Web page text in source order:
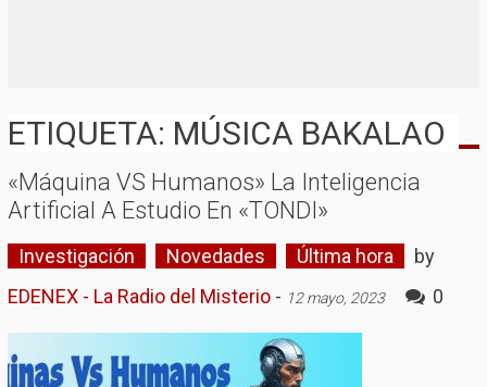
ETIQUETA: MÚSICA BAKALAO
«Máquina VS Humanos» La Inteligencia
Artificial A Estudio En «TONDI»
Investigación Novedades Última hora
by
EDENEX - La Radio del Misterio- 12 mayo, 2023 0